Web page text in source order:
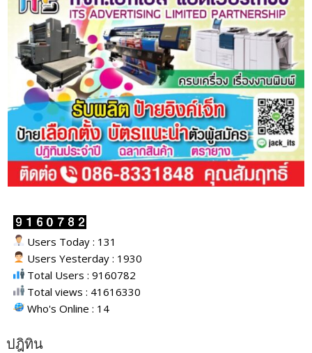
Users Today : 131
Users Yesterday : 1930
Total Users : 9160782
Total views : 41616330
Who's Online : 14
ปฎิทิน